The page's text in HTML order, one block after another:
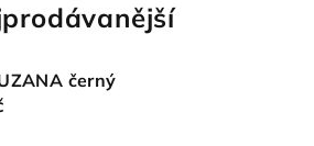
černý